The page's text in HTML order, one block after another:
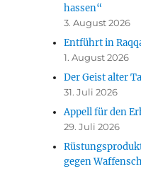
hassen“
3. August 2026
Entführt in
1. August 2026
Der Geist alter
31. Juli 2026
Appell für den
29. Juli 2026
gegen